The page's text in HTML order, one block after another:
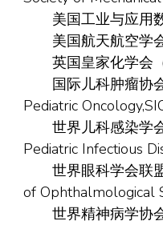
美国工业与应用数
美国航天航空学会
英国皇家化学会（
国际儿科肿瘤协
Pediatric
世界儿科感染学
Pediatric Infectious
世界眼科学会联盟
of Ophthalmological
世界精神病学协